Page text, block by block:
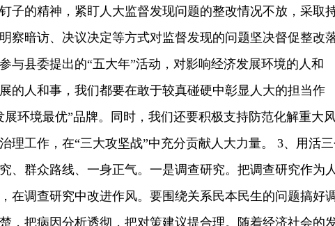
子的精神，紧盯人大监督发现问题的整改情况不放，采取
察暗访、决议决定等方式对监督发现的问题坚决督促整改
与县委提出的“五大年”活动，对影响经济发展环境的人和
的人和事，我们都要在敢于较真碰硬中彰显人大的担当作
展环境最优”品牌。同时，我们还要积极支持防范化解重大
理工作，在“三大攻坚战”中充分贡献人大力量。 3、用活
、群众路线、一身正气。一是调查研究。把调查研究作为人
在调查研究中改进作风。要围绕关系民本民生的问题搞好调
，把病因分析透彻，把对策建议提合理。随着经济社会的